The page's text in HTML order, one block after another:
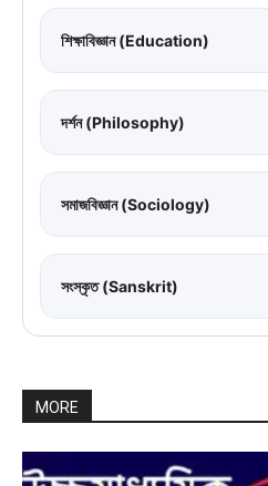
শিক্ষাবিজ্ঞান (Education)
দর্শন (Philosophy)
সমাজবিজ্ঞান (Sociology)
সংস্কৃত (Sanskrit)
MORE